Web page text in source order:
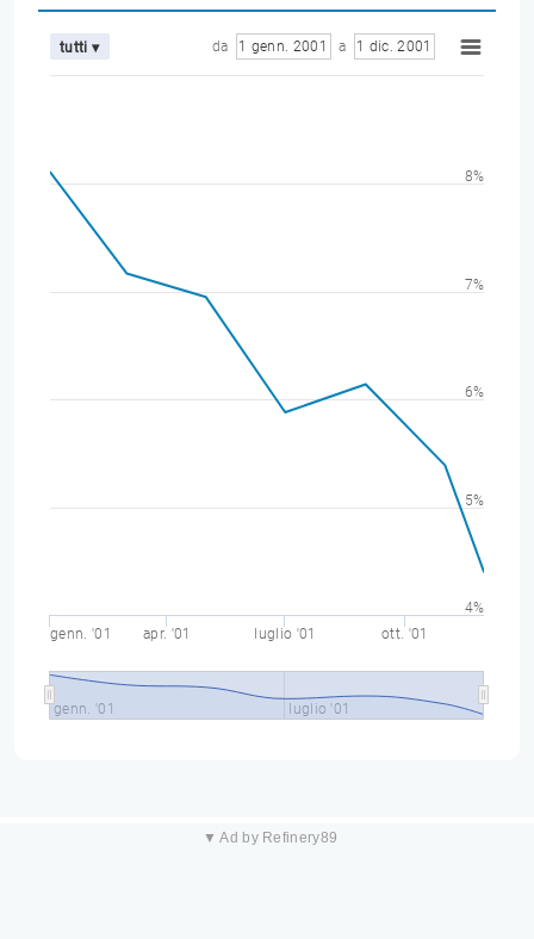
tutti ▾ da 1 genn. 2001 a 1 dic. 2001
genn. '01 apr. '01 luglio '01 ott. '01
genn. '01 luglio '01
4%
5%
6%
7%
8%
▼ Ad by Refinery89